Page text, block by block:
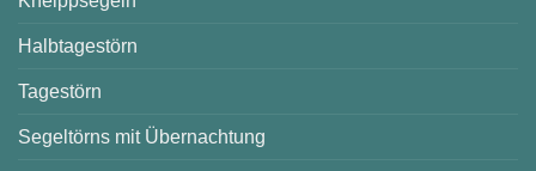
Halbtagestörn
Tagestörn
Segeltörns mit Übernachtung